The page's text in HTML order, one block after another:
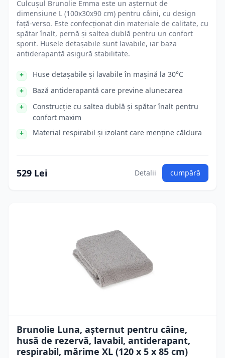
Culcușul Brunolie Emma este un așternut de
dimensiune L (100x30x90 cm) pentru câini, cu design
față-verso. Este confecționat din materiale de calitate, cu
spătar înalt, pernă și saltea dublă pentru un confort
sporit. Husele detașabile sunt lavabile, iar baza
antiderapantă asigură stabilitate.
Huse detașabile și lavabile în mașină la 30°C
Bază antiderapantă care previne alunecarea
Construcție cu saltea dublă și spătar înalt pentru
confort maxim
Material respirabil și izolant care menține căldura
529 Lei Detalii cumpără
Brunolie Luna, așternut pentru câine,
husă de rezervă, lavabil, antiderapant,
respirabil, mărime XL (120 x 5 x 85 cm)